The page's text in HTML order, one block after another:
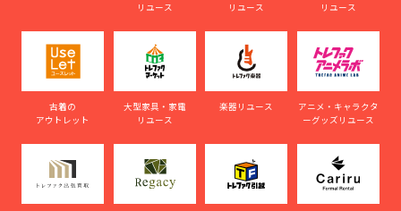
リユース
リユース
リユース
古着の
アウトレット
大型家具・家電
リユース
楽器リユース
アニメ・キャラクタ
ーグッズリユース